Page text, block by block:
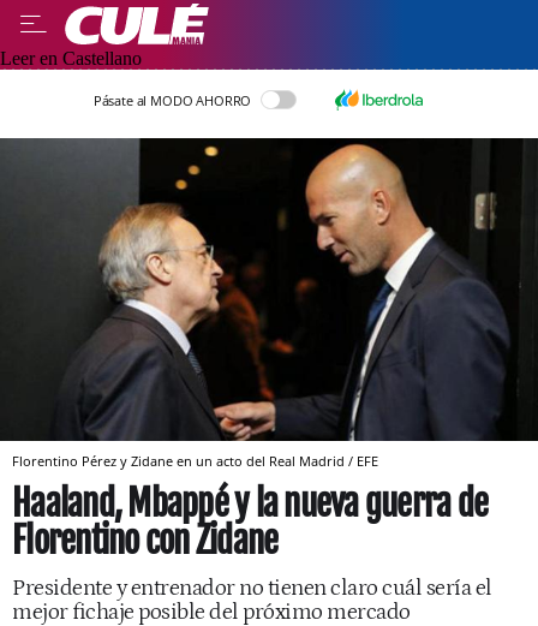
Leer en Castellano
Pásate al MODO AHORRO
Florentino Pérez y Zidane en un acto del Real Madrid / EFE
Haaland, Mbappé y la nueva guerra de
Florentino con Zidane
Presidente y entrenador no tienen claro cuál sería el
mejor fichaje posible del próximo mercado